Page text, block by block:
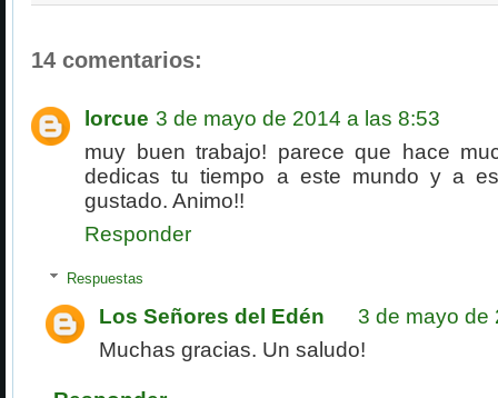
14 comentarios:
lorcue 3 de mayo de 2014 a las 8:53
muy buen trabajo! parece que hace
dedicas tu tiempo a este mundo y a
gustado. Animo!!
Responder
Respuestas
Los Señores del Edén
3 de mayo de
Muchas gracias. Un saludo!